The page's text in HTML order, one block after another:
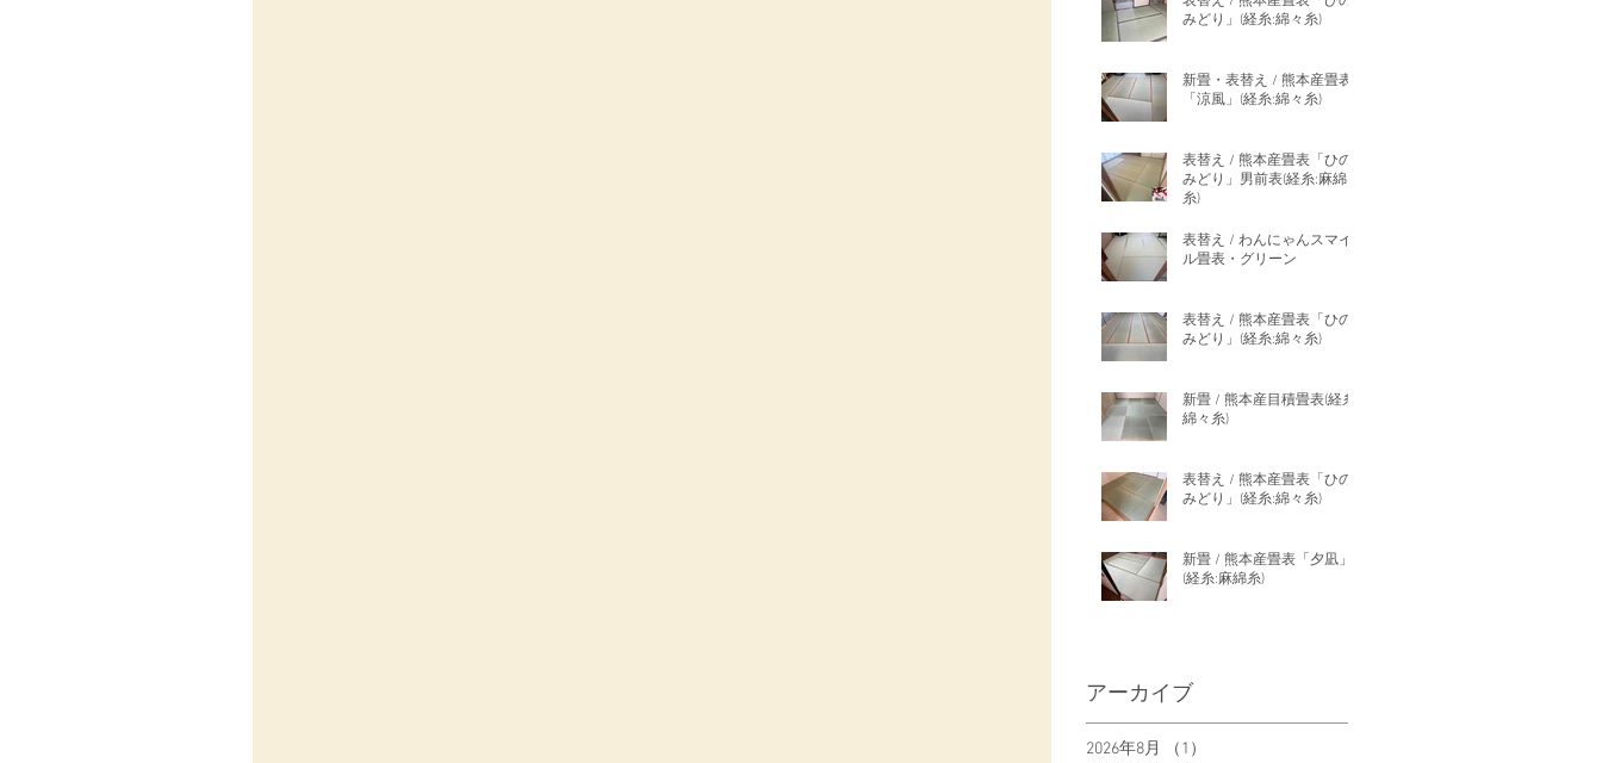
みどり」(経糸:綿々糸)
新畳・表替え / 熊本産畳表
「涼風」(経糸:綿々糸)
表替え / 熊本産畳表「ひの
みどり」男前表(経糸:麻綿
糸)
表替え / わんにゃんスマイ
ル畳表・グリーン
表替え / 熊本産畳表「ひの
みどり」(経糸:綿々糸)
新畳 / 熊本産目積畳表(経糸:
綿々糸)
表替え / 熊本産畳表「ひの
みどり」(経糸:綿々糸)
新畳 / 熊本産畳表「夕凪」
(経糸:麻綿糸)
アーカイブ
2026年8月 （1）